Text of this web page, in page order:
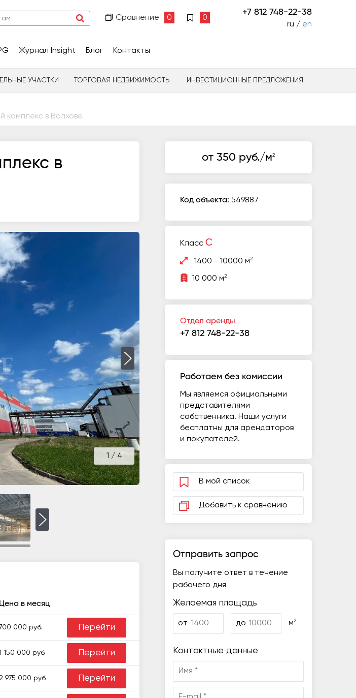
Сравнение 0 0
+7 812 748-22-38
ru / en
Журнал Insight Блог Контакты
УЧАСТКИ ТОРГОВАЯ НЕДВИЖИМОСТЬ ИНВЕСТИЦИОННЫЕ ПРЕДЛОЖЕНИЯ
комплекс в Волхове
в
1 / 4
Цена в месяц
000 руб. Перейти
150 000 руб. Перейти
2 975 000 руб. Перейти
от 350 руб./м2
Код объекта: 549887
Класс C
1400 - 10000 м2
10 000 м2
Отдел аренды
+7 812 748-22-38
Работаем без комиссии
Мы являемся официальными
представителями
собственника. Наши услуги
бесплатны для арендаторов
и покупателей.
В мой список
Добавить к сравнению
Отправить запрос
Вы получите ответ в течение
рабочего дня
Желаемая площадь
от до м2
Контактные данные